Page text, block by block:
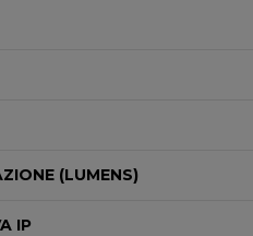
(LUMENS)
IP